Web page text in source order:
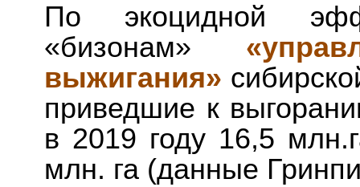
По экоцидной
«бизонам»
выжигания»
приведшие к
в 2019 году 16,5
млн. га (данные